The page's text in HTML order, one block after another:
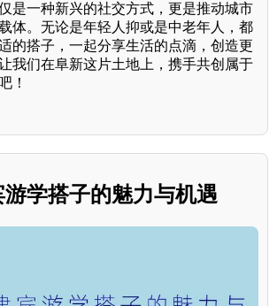
是一种新兴的社交方式，更是推动城市
体。无论是年轻人抑或是中老年人，都
的搭子，一起分享生活的点滴，创造更
我们在阜新这片土地上，携手共创属于
！
学搭子的魅力与机遇